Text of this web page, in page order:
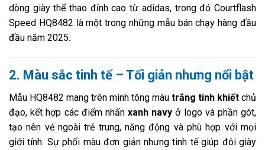
dòng giày thể thao đỉnh cao từ adidas, trong đó Courtflash
Speed HQ8482 là một trong những mẫu bán chạy hàng đầu
đầu năm 2025.
2. Màu sắc tinh tế – Tối giản nhưng nổi bật
Mẫu HQ8482 mang trên mình tông màu trắng tinh khiết chủ
đạo, kết hợp các điểm nhấn xanh navy ở logo và phần gót,
tạo nên vẻ ngoài trẻ trung, năng động và phù hợp với mọi
giới tính. Sự phối màu đơn giản nhưng tinh tế giúp đôi giày